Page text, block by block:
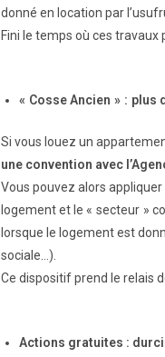
donné en location par
Fini le temps où ces travaux
« Cosse Ancien » : plus
Si vous louez un
une convention avec
Vous pouvez alors
logement et le « secteur »
lorsque le logement est
sociale…).
Ce dispositif prend le relais
Actions gratuites :